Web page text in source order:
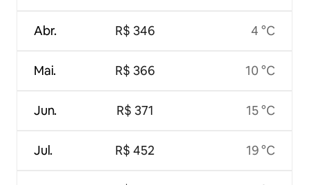
Abr.
Mai.
Jun.
Jul.
R$ 346
R$ 366
R$ 371
R$ 452
4 °C
10 °C
15 °C
19 °C